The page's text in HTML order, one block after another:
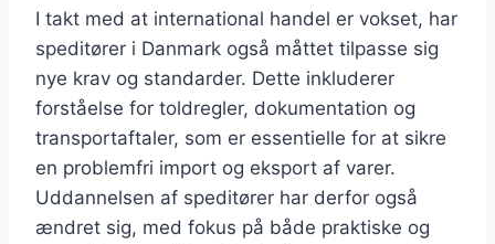
I takt med at international handel er vokset, har
speditører i Danmark også måttet tilpasse sig
nye krav og standarder. Dette inkluderer
forståelse for toldregler, dokumentation og
transportaftaler, som er essentielle for at sikre
en problemfri import og eksport af varer.
Uddannelsen af speditører har derfor også
ændret sig, med fokus på både praktiske og